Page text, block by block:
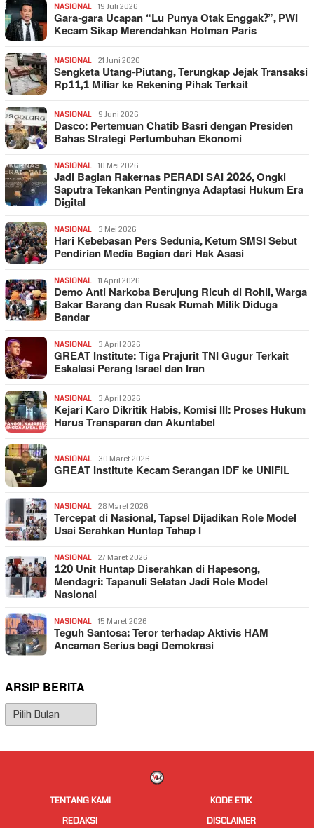
NASIONAL 19 Juli 2026
Gara-gara Ucapan “Lu Punya Otak Enggak?”, PWI
Kecam Sikap Merendahkan Hotman Paris
NASIONAL 21 Juni 2026
Sengketa Utang-Piutang, Terungkap Jejak Transaksi
Rp11,1 Miliar ke Rekening Pihak Terkait
NASIONAL 9 Juni 2026
Dasco: Pertemuan Chatib Basri dengan Presiden
Bahas Strategi Pertumbuhan Ekonomi
NASIONAL 10 Mei 2026
Jadi Bagian Rakernas PERADI SAI 2026, Ongki
Saputra Tekankan Pentingnya Adaptasi Hukum Era
Digital
NASIONAL 3 Mei 2026
Hari Kebebasan Pers Sedunia, Ketum SMSI Sebut
Pendirian Media Bagian dari Hak Asasi
NASIONAL 11 April 2026
Demo Anti Narkoba Berujung Ricuh di Rohil, Warga
Bakar Barang dan Rusak Rumah Milik Diduga
Bandar
NASIONAL 3 April 2026
GREAT Institute: Tiga Prajurit TNI Gugur Terkait
Eskalasi Perang Israel dan Iran
NASIONAL 3 April 2026
Kejari Karo Dikritik Habis, Komisi III: Proses Hukum
Harus Transparan dan Akuntabel
NASIONAL 30 Maret 2026
GREAT Institute Kecam Serangan IDF ke UNIFIL
NASIONAL 28 Maret 2026
Tercepat di Nasional, Tapsel Dijadikan Role Model
Usai Serahkan Huntap Tahap I
NASIONAL 27 Maret 2026
120 Unit Huntap Diserahkan di Hapesong,
Mendagri: Tapanuli Selatan Jadi Role Model
Nasional
NASIONAL 15 Maret 2026
Teguh Santosa: Teror terhadap Aktivis HAM
Ancaman Serius bagi Demokrasi
ARSIP BERITA
Arsip
Berita
TENTANG KAMI
KODE ETIK
REDAKSI
DISCLAIMER